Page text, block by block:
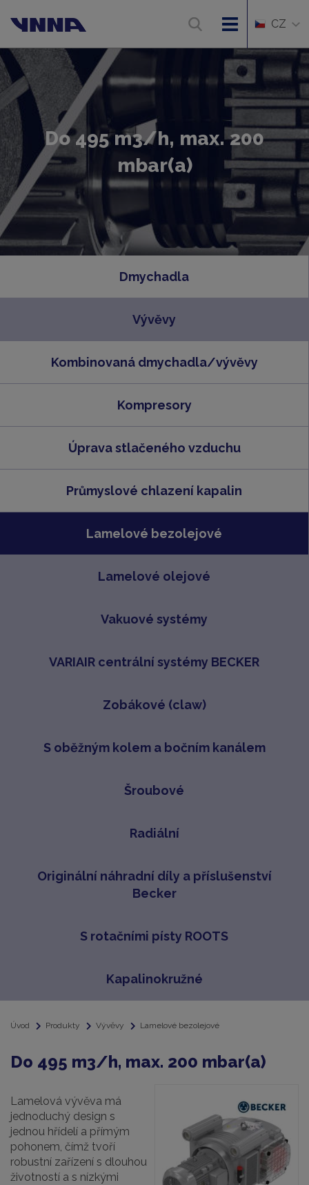
CZ
Do 495 m3/h, max. 200
mbar(a)
Dmychadla
Vývěvy
Kombinovaná dmychadla/vývěvy
Kompresory
Úprava stlačeného vzduchu
Průmyslové chlazení kapalin
Lamelové bezolejové
Lamelové olejové
Vakuové systémy
VARIAIR centrální systémy BECKER
Zobákové (claw)
S oběžným kolem a bočním kanálem
Šroubové
Radiální
Originální náhradní díly a příslušenství
Becker
S rotačními písty ROOTS
Kapalinokružné
Úvod Produkty Vývěvy Lamelové bezolejové
Do 495 m3/h, max. 200 mbar(a)
Lamelová vývěva má
jednoduchý design s
jednou hřídelí a přímým
pohonem, čímž tvoří
robustní zařízení s dlouhou
životností a s nízkými